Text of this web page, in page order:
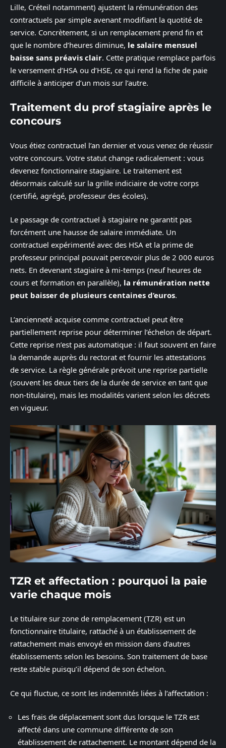
Lille, Créteil notamment) ajustent la rémunération des
contractuels par simple avenant modifiant la quotité de
service. Concrètement, si un remplacement prend fin et
que le nombre d’heures diminue, le salaire mensuel
baisse sans préavis clair. Cette pratique remplace parfois
le versement d’HSA ou d’HSE, ce qui rend la fiche de paie
difficile à anticiper d’un mois sur l’autre.
Traitement du prof stagiaire après le
concours
Vous étiez contractuel l’an dernier et vous venez de réussir
votre concours. Votre statut change radicalement : vous
devenez fonctionnaire stagiaire. Le traitement est
désormais calculé sur la grille indiciaire de votre corps
(certifié, agrégé, professeur des écoles).
Le passage de contractuel à stagiaire ne garantit pas
forcément une hausse de salaire immédiate. Un
contractuel expérimenté avec des HSA et la prime de
professeur principal pouvait percevoir plus de 2 000 euros
nets. En devenant stagiaire à mi-temps (neuf heures de
cours et formation en parallèle), la rémunération nette
peut baisser de plusieurs centaines d’euros.
L’ancienneté acquise comme contractuel peut être
partiellement reprise pour déterminer l’échelon de départ.
Cette reprise n’est pas automatique : il faut souvent en faire
la demande auprès du rectorat et fournir les attestations
de service. La règle générale prévoit une reprise partielle
(souvent les deux tiers de la durée de service en tant que
non-titulaire), mais les modalités varient selon les décrets
en vigueur.
TZR et affectation : pourquoi la paie
varie chaque mois
Le titulaire sur zone de remplacement (TZR) est un
fonctionnaire titulaire, rattaché à un établissement de
rattachement mais envoyé en mission dans d’autres
établissements selon les besoins. Son traitement de base
reste stable puisqu’il dépend de son échelon.
Ce qui fluctue, ce sont les indemnités liées à l’affectation :
Les frais de déplacement sont dus lorsque le TZR est
affecté dans une commune différente de son
établissement de rattachement. Le montant dépend de la